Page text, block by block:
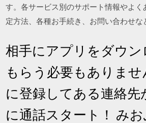
す。各サービス別のサポート情報やよく
定方法、各種お手続き、お問い合わせな
相手にアプリをダウン
もらう必要もありませ
に登録してある連絡先
に通話スタート！ み